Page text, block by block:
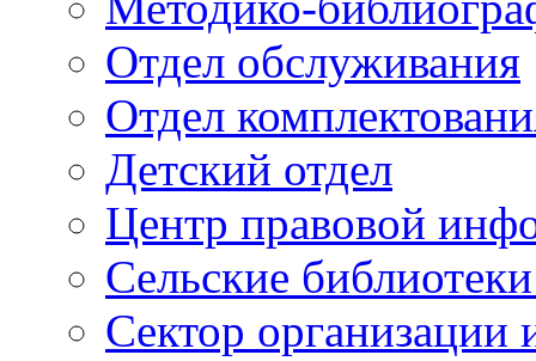
Отдел обслуживания
Отдел
Детский отдел
Центр правовой
Сельские
Сектор организации